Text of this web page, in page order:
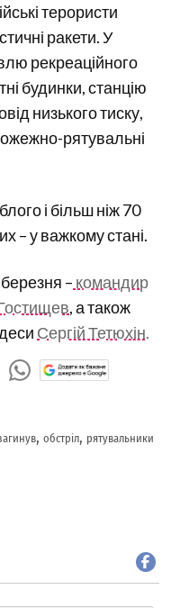
терористи
ракети. У
рекреаційного
будинки, станцію
низького тиску,
рятувальні
і більш ніж 70
– у важкому стані.
– командир
, а також
Сергій Тетюхін.
,обстріл, рятувальники